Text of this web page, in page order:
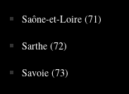
Saône-et-Loire (71)
Sarthe (72)
Savoie (73)